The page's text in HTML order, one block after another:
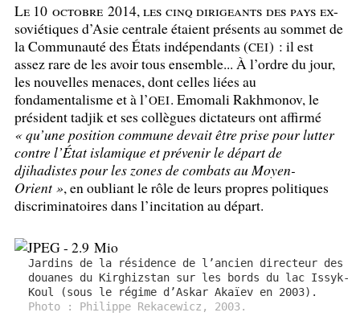
Le 10 octobre 2014, les cinq dirigeants des pays ex-
soviétiques d’Asie centrale étaient présents au sommet de
la Communauté des États indépendants (CEI) : il est
assez rare de les avoir tous ensemble... À l’ordre du jour,
les nouvelles menaces, dont celles liées au
fondamentalisme et à l’OEI. Emomali Rakhmonov, le
président tadjik et ses collègues dictateurs ont affirmé
« qu’une position commune devait être prise pour lutter
contre l’État islamique et prévenir le départ de
djihadistes pour les zones de combats au Moyen-
Orient », en oubliant le rôle de leurs propres politiques
discriminatoires dans l’incitation au départ.
Jardins de la résidence de l’ancien directeur des
douanes du Kirghizstan sur les bords du lac Issyk-
Koul (sous le régime d’Askar Akaïev en 2003).
Photo : Philippe Rekacewicz, 2003.